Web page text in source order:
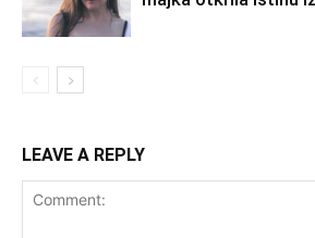
LEAVE A REPLY